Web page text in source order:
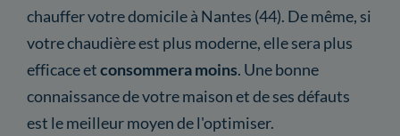
chauffer votre domicile à Nantes (44). De même, si
votre chaudière est plus moderne, elle sera plus
efficace etconsommera moins. Une bonne
connaissance de votre maison et de ses défauts
est le meilleur moyen de l'optimiser.